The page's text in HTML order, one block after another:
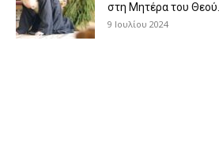
στη Μητέρα του Θεού...
9 Ιουλίου 2024